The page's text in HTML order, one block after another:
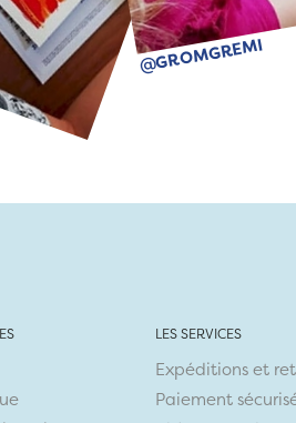
@GROMGREMI
LES SERVICES
Expéditions et
Paiement